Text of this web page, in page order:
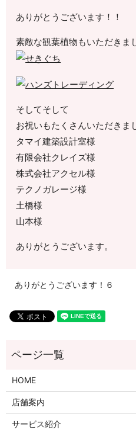
ありがとうございます！！
素敵な観葉植物もいただきま
そしてそして
お祝いもたくさんいただきま
タマイ建築設計室様
有限会社クレイズ様
株式会社アクセル様
テクノガレージ様
土橋様
山本様
ありがとうございます。
ありがとうございます！６
HOME
店舗案内
サービス紹介